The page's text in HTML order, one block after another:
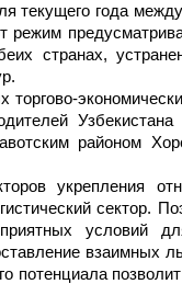
текущего года
режим
странах,
районом
укрепления
сектор.
условий
взаимных
потенциала